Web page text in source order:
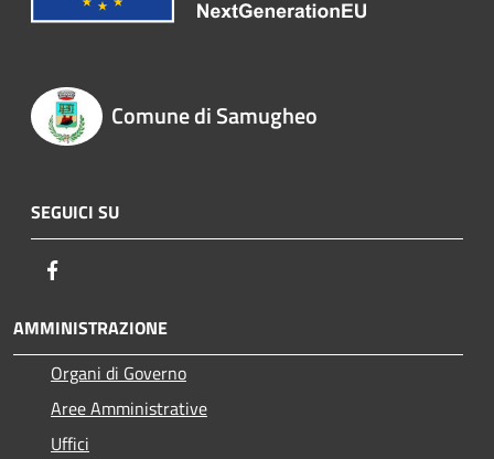
Comune di Samugheo
SEGUICI SU
AMMINISTRAZIONE
Organi di Governo
Aree Amministrative
Uffici